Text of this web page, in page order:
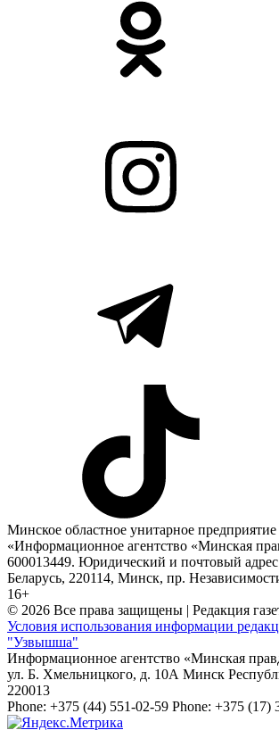
Минское областное унитарное предприятие
«Информационное агентство «Минская
600013449. Юридический и почтовый
Беларусь, 220114, Минск, пр.
16+
© 2026 Все права защищены | Редакция
Условия использования информации
"Узвышша"
Информационное агентство «Минская
ул. Б. Хмельницкого, д. 10А Минск
220013
Phone: +375 (44) 551-02-59 Phone: +375 (17)